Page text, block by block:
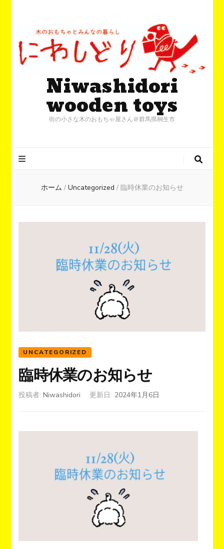
Niwashidori
wooden toys
街の小さな木のおもちゃ屋さん＠群馬県桐生市
ホーム / Uncategorized / 臨時休業のお知らせ
UNCATEGORIZED
臨時休業のお知らせ
投稿者:Niwashidori 更新日: 2024年1月6日